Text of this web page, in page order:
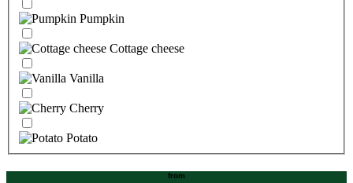
Pumpkin
Cottage cheese
Vanilla
Cherry
Potato
from